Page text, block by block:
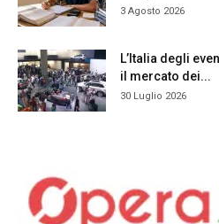
3 Agosto 2026
L’Italia degli
il mercato dei...
30 Luglio 2026